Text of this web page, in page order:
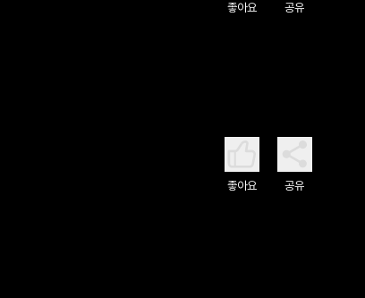
좋아요 공유
좋아요 공유